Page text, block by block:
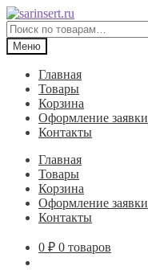
Перейти
к
навигации
Перейти
к
содержимому
Искать:
Меню
Главная
Товары
Корзина
Оформление заявки
Контакты
Главная
Товары
Корзина
Оформление заявки
Контакты
0 ₽ 0 товаров